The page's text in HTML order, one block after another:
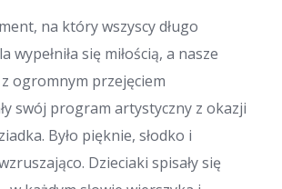
na który wszyscy długo
wypełniła się miłością, a nasze
ogromnym przejęciem
swój program artystyczny z okazji
Było pięknie, słodko i
Dzieciaki spisały się